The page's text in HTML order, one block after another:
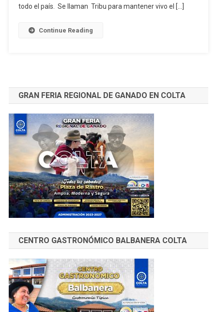
Kombi-
todo el país. Se llaman Tribu para mantener vivo el […]
Continue Reading
GRAN FERIA REGIONAL DE GANADO EN COLTA
CENTRO GASTRONÓMICO BALBANERA COLTA